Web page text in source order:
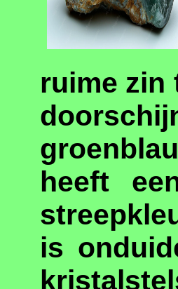
ruime zin
heeft
is